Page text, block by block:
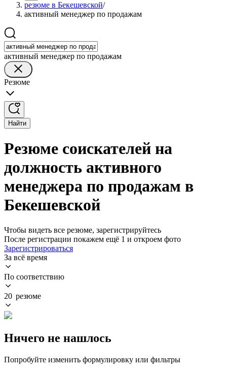
резюме в Бекешевской/
активный менеджер по продажам
активный менеджер по продажам
Резюме
Найти
Резюме соискателей на
должность активного
менеджера по продажам в
Бекешевской
Чтобы видеть все резюме, зарегистрируйтесь
После регистрации покажем ещё 1 и откроем фото
Зарегистрироваться
За всё время
По соответствию
20 резюме
Ничего не нашлось
Попробуйте изменить формулировку или фильтры